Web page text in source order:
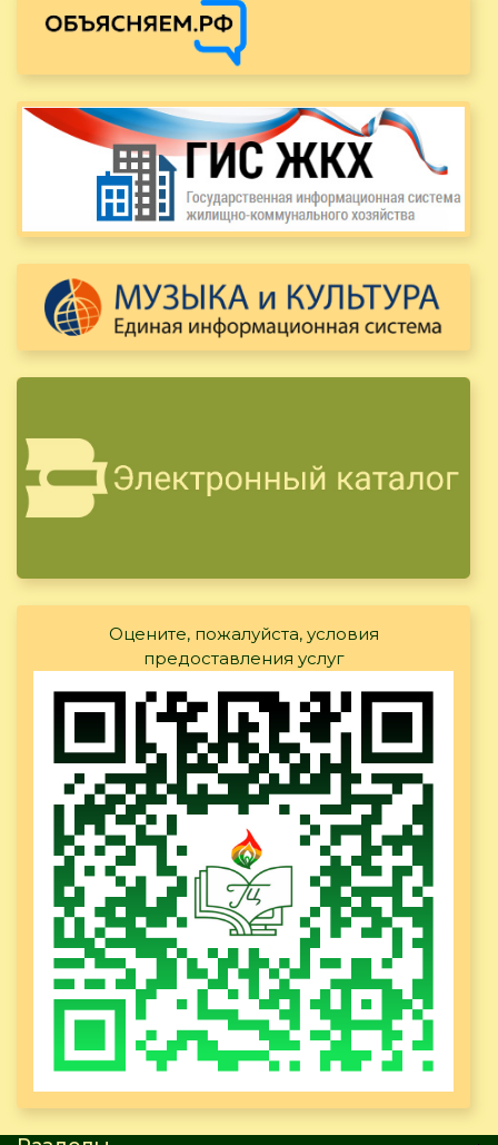
Оцените, пожалуйста, условия
предоставления услуг